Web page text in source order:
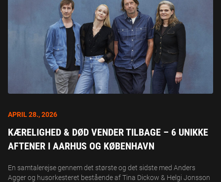
APRIL 28., 2026
KÆRELIGHED & DØD VENDER TILBAGE – 6 UNIKKE
AFTENER I AARHUS OG KØBENHAVN
En samtalerejse gennem det største og det sidste med Anders
Agger og husorkesteret bestående af Tina Dickow & Helgi Jonsson